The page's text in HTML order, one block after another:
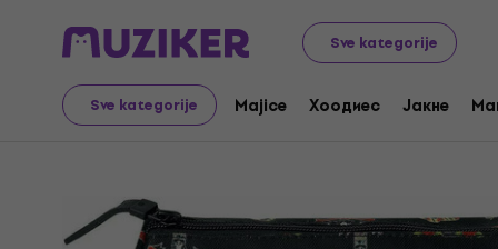
Sve kategorije
Sve kategorije Majice Хоодиес Јакне
Merch Music Merch
Prodaja je završena